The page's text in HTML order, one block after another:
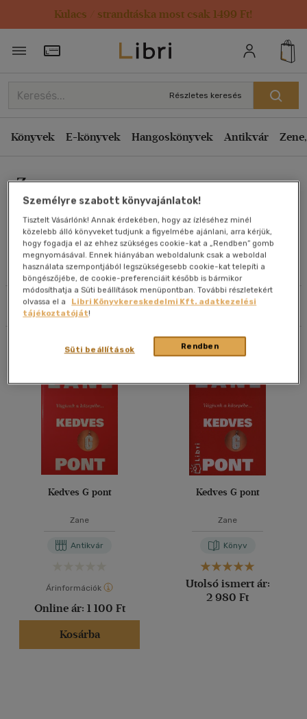
Kulacs / strandtáska most csak 1499 Ft!
Törzsvásárlói Kártya adatai
Részletes keresés
Könyvek E-könyvek Hangoskönyvek Antikvár
Zane
Művei
Olvasói vélemények
Szűrés Rendezés
Rendezés
Kiadás éve szerint csökkenő
Ár szerint csökkenő
Eladott darabszám szerint csökkenő
Eladott darabszám szerint növekvő
Cím szerint A-Z
Szerző szerint A-Z
Megjelenítés
20 db / oldal
Összesen db
Kedves G pont
Zane
Antikvár
Árinformációk
Online ár: 1 100 Ft
Kosárba
Kedves G pont
Zane
Könyv
Utolsó ismert ár:
2 980 Ft
Személyre szabott könyvajánlatok!
Tisztelt Vásárlónk! Annak érdekében, hogy az ízléséhez minél
közelebb álló könyveket tudjunk a figyelmébe ajánlani, arra kérjük,
hogy fogadja el az ehhez szükséges cookie-kat a „Rendben” gomb
megnyomásával. Ennek hiányában weboldalunk csak a weboldal
használata szempontjából legszükségesebb cookie-kat telepíti a
böngészőjébe, de cookie-preferenciáit később is bármikor
módosíthatja a Süti beállítások menüpontban. További részletekért
olvassa el a
Libri Könyvkereskedelmi Kft. adatkezelési
tájékoztatóját!
Rendben
Süti beállítások